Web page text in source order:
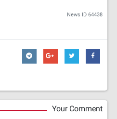
News ID64438
Your Comment